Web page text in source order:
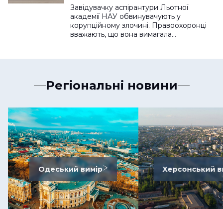
Завідувачку аспірантури Льотної
академії НАУ обвинувачують у
корупційному злочині. Правоохоронці
вважають, що вона вимагала…
Регіональні новини
Одеський вимір Херсонський